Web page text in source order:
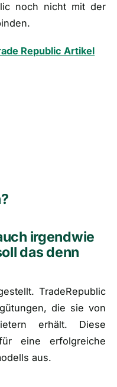
noch nicht mit der
Republic Artikel
irgendwie
das denn
TradeRepublic
die sie von
erhält. Diese
eine erfolgreiche
aus.